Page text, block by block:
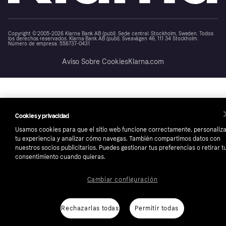
Copyright © 2005-2026 Klarna Bank AB (publ). Sede central: Stockholm, Sweden. Todos
los derechos reservados. Klarna Bank AB (publ). Sveavägen 46, 111 34 Stockholm.
Número de empresa: 556737-0431
Aviso Sobre CookiesKlarna.com
Cookies y privacidad
Usamos cookies para que el sitio web funcione correctamente,
tu experiencia y analizar cómo navegas. También compartimos datos con
nuestros socios publicitarios. Puedes gestionar tus preferencias o retirar
consentimiento cuando quieras.
Rechazarlas todas Permitir todas
Cambiar configuración